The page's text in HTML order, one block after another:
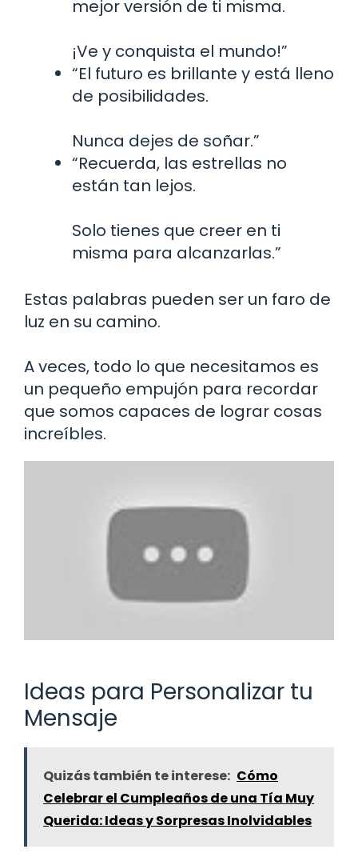
mejor versión de ti misma.
¡Ve y conquista el mundo!”
“El futuro es brillante y está lleno
de posibilidades.
Nunca dejes de soñar.”
“Recuerda, las estrellas no
están tan lejos.
Solo tienes que creer en ti
misma para alcanzarlas.”
Estas palabras pueden ser un faro de
luz en su camino.
A veces, todo lo que necesitamos es
un pequeño empujón para recordar
que somos capaces de lograr cosas
increíbles.
Ideas para Personalizar tu
Mensaje
Quizás también te interese: Cómo
Celebrar el Cumpleaños de una Tía Muy
Querida: Ideas y Sorpresas Inolvidables